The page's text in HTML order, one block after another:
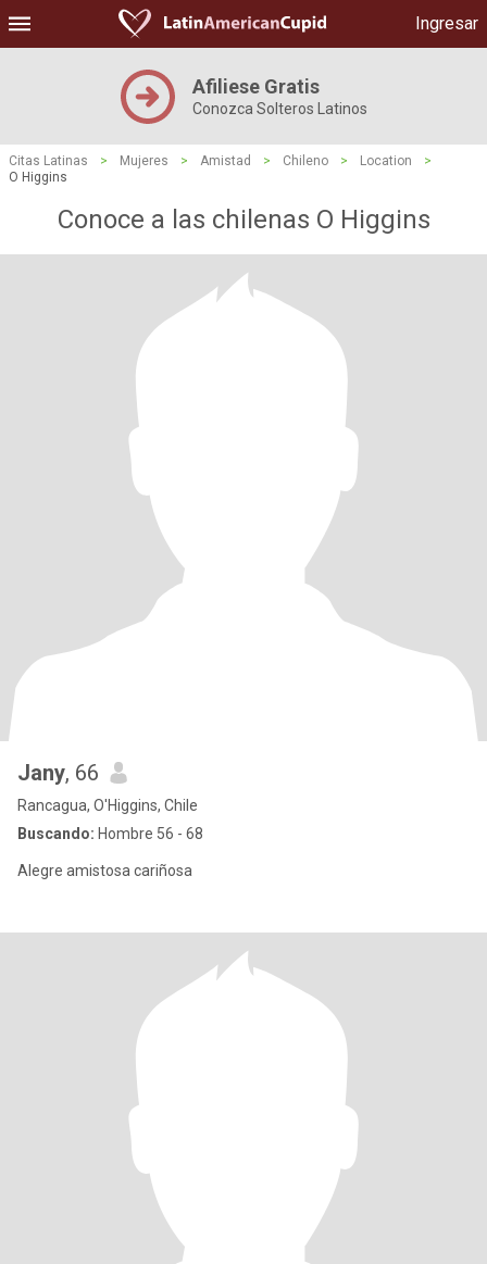
Ingresar
Afiliese Gratis
Conozca Solteros Latinos
Citas Latinas > Mujeres > Amistad > Chileno > Location
>
O Higgins
Conoce a las chilenas O Higgins
Jany, 66
Rancagua, O'Higgins, Chile
Buscando: Hombre 56 - 68
Alegre amistosa cariñosa